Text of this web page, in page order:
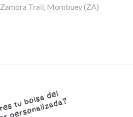
Zamora Trail, Mombuey (ZA)